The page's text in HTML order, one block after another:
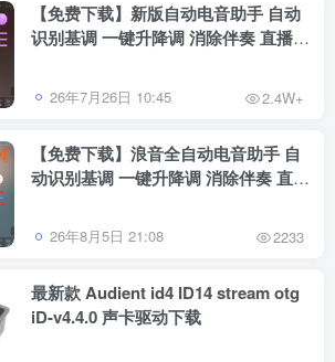
【免费下载】新版自动电音助手 自动
识别基调 一键升降调 消除伴奏 直播唱
26年7月26日 10:45 2.4W+
【免费下载】浪音全自动电音助手 自
动识别基调 一键升降调 消除伴奏 直播
26年8月5日 21:08 2233
最新款 Audient id4 ID14 stream otg
iD-v4.4.0 声卡驱动下载